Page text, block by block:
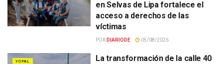
en Selvas de Lipa fortalece el
acceso a derechos de las
víctimas
POR DIARIODE 05/08/2026
YOPAL
La transformación de la calle 40